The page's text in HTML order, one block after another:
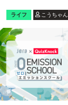
ライフ こうちゃん